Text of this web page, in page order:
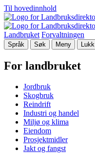
Til hovedinnhold
Landbruket Forvaltningen
Språk Søk Meny Lukk
For landbruket
Jordbruk
Skogbruk
Reindrift
Industri og handel
Miljø og klima
Eiendom
Prosjektmidler
Jakt og fangst